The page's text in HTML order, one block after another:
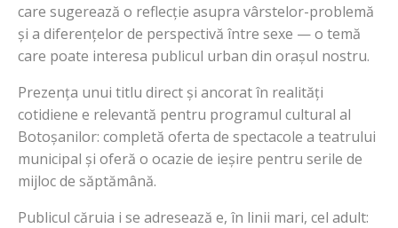
care sugerează o reflecție asupra vârstelor-problemă
și a diferențelor de perspectivă între sexe — o temă
care poate interesa publicul urban din orașul nostru.
Prezența unui titlu direct și ancorat în realități
cotidiene e relevantă pentru programul cultural al
Botoșanilor: completă oferta de spectacole a teatrului
municipal și oferă o ocazie de ieșire pentru serile de
mijloc de săptămână.
Publicul căruia i se adresează e, în linii mari, cel adult: